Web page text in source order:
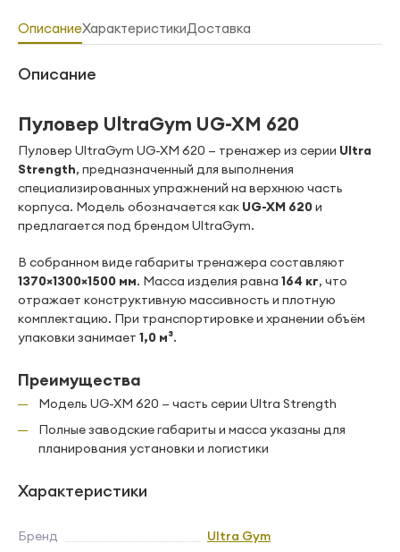
ОписаниеХарактеристикиДоставка
Описание
Пуловер UltraGym UG-XM 620
Пуловер UltraGym UG-XM 620 — тренажер из серии Ultra
Strength, предназначенный для выполнения
специализированных упражнений на верхнюю часть
корпуса. Модель обозначается как UG-XM 620и
предлагается под брендом UltraGym.
В собранном виде габариты тренажера составляют
1370×1300×1500 мм. Масса изделия равна 164 кг, что
отражает конструктивную массивность и плотную
комплектацию. При транспортировке и хранении объём
упаковки занимает 1,0 м³.
Преимущества
Модель UG-XM 620 — часть серии Ultra Strength
Полные заводские габариты и масса указаны для
планирования установки и логистики
Характеристики
Бренд Ultra Gym